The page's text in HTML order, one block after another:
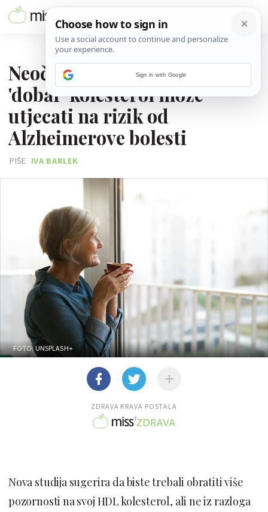
Neočekivani način na koji
'dobar' kolesterol može
utjecati na rizik od
Alzheimerove bolesti
PIŠE IVA BARLEK
FOTO: UNSPLASH+
ZDRAVA KRAVA POSTALA
Nova studija sugerira da biste trebali obratiti više
pozornosti na svoj HDL kolesterol, ali ne iz razloga
Sign in with Google